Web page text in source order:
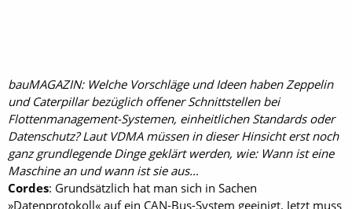
bauMAGAZIN: Welche Vorschläge und Ideen haben Zeppelin
und Caterpillar bezüglich offener Schnittstellen bei
Flottenmanagement-Systemen, einheitlichen Standards oder
Datenschutz? Laut VDMA müssen in dieser Hinsicht erst noch
ganz grundlegende Dinge geklärt werden, wie: Wann ist eine
Maschine an und wann ist sie aus…
Cordes: Grundsätzlich hat man sich in Sachen
»Datenprotokoll« auf ein CAN-Bus-System geeinigt. Jetzt muss